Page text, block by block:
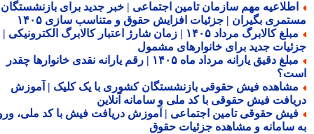
مهم سازمان تامین اجتماعی | خبر جدید برای بازنشستگان و
بگیران | جزئیات افزایش حقوق و متناسب سازی ۱۴۰۵
مبلغ کالابرگ مرداد ۱۴۰۵ | زمان شارژ اعتبار کالابرگ الکترونیکی |
جدید برای خانوارهای مشمول
مبلغ دقیق یارانه مرداد ماه ۱۴۰۵ | رقم یارانه نقدی خانوارها چقدر
فیش حقوقی بازنشستگان کشوری با یک کلیک | آموزش
فیش حقوقی با کد ملی و سامانه آنلاین
حقوقی تامین اجتماعی | آموزش دریافت فیش با کد ملی، ورود
سامانه و مشاهده جزئیات حقوق